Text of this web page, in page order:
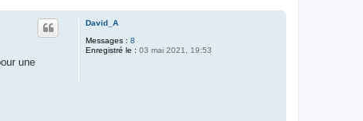
David_A
Messages : 8
Enregistré le : 03 mai 2021, 19:53
une